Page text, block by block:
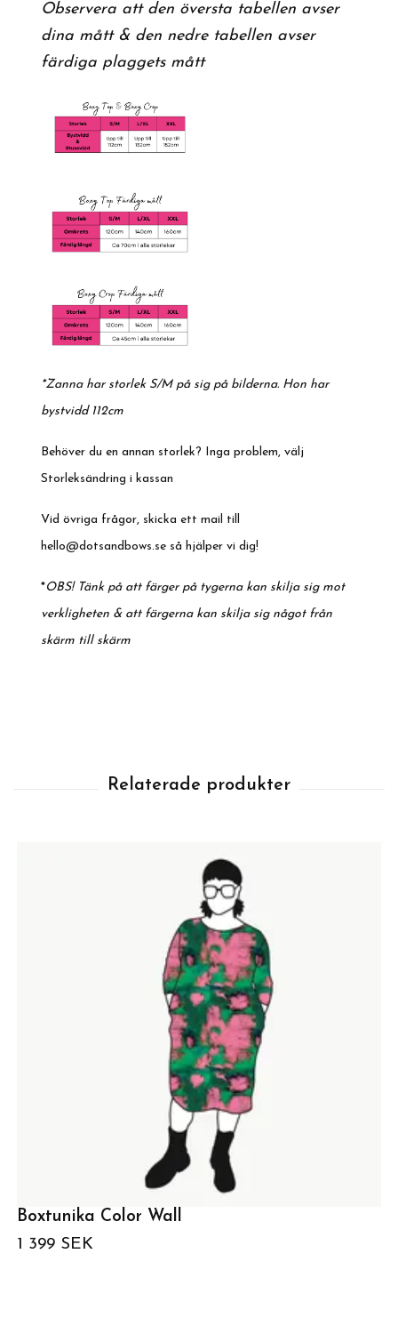
Observera att den översta tabellen avser
dina mått & den nedre tabellen avser
färdiga plaggets mått
*Zanna har storlek S/M på sig på bilderna. Hon har
bystvidd 112cm
Behöver du en annan storlek? Inga problem, välj
Storleksändring i kassan
Vid övriga frågor, skicka ett mail till
hello@dotsandbows.se så hjälper vi dig!
*OBS! Tänk på att färger på tygerna kan skilja sig mot
verkligheten & att färgerna kan skilja sig något från
skärm till skärm
Boxtunika Color Wall
1 399 SEK